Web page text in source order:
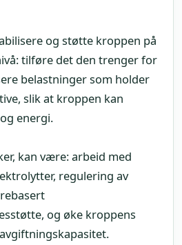
og støtte kroppen på
tilføre det den trenger for
belastninger som holder
slik at kroppen kan
energi.
kan være: arbeid med
regulering av
og øke kroppens